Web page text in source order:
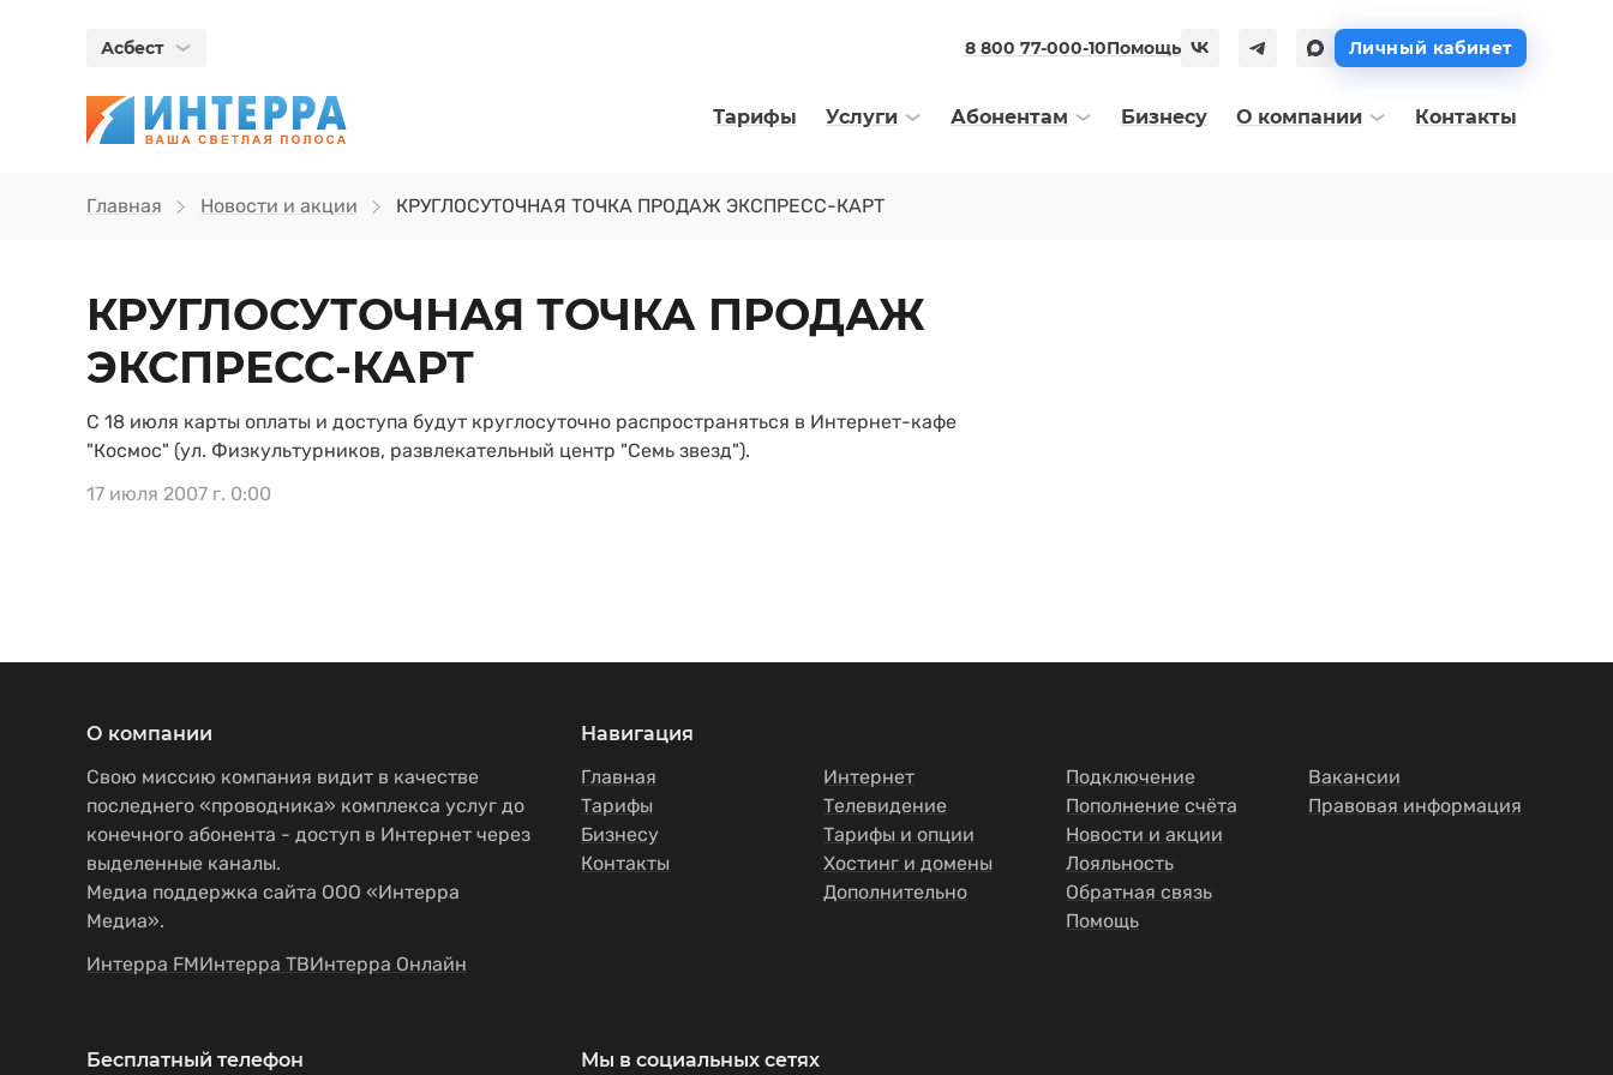
Асбест 8 800 77-000-10Помощь Личный кабинет
Тарифы Услуги Абонентам Бизнесу О компании Контакты
Главная Новости и акции КРУГЛОСУТОЧНАЯ ТОЧКА ПРОДАЖ ЭКСПРЕСС-КАРТ
КРУГЛОСУТОЧНАЯ ТОЧКА ПРОДАЖ
ЭКСПРЕСС-КАРТ
С 18 июля карты оплаты и доступа будут круглосуточно распространяться в Интернет-кафе
"Космос" (ул. Физкультурников, развлекательный центр "Семь звезд").
17 июля 2007 г. 0:00
О компании
Свою миссию компания видит в качестве
последнего «проводника» комплекса услуг до
конечного абонента - доступ в Интернет через
выделенные каналы.
Медиа поддержка сайта ООО «Интерра
Медиа».
Интерра FMИнтерра ТВИнтерра Онлайн
Навигация
Главная
Тарифы
Бизнесу
Контакты
Интернет
Телевидение
Тарифы и опции
Хостинг и домены
Дополнительно
Подключение
Пополнение счёта
Новости и акции
Лояльность
Обратная связь
Помощь
Вакансии
Правовая информация
Бесплатный телефон Мы в социальных сетях